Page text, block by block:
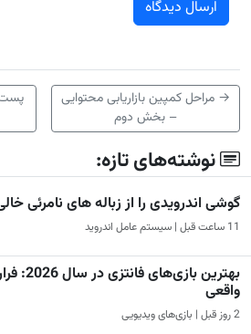
→ مراحل کمپین بازاریابی محتوایی
– بخش دوم
پست
نوشته‌های تازه:
گوشی اندرویدی را از زباله های نامرئی
11 ساعت قبل | سیستم عامل اندروید
بهترین
واقعی
2 روز قبل | بازی‌های ویدیویی